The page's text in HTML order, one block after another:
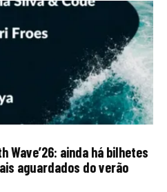
Wave’26: ainda há bilhetes
aguardados do verão